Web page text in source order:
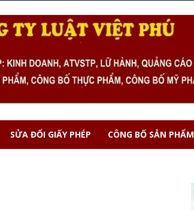
SỬA ĐỔI GIẤY PHÉP CÔNG BỐ SẢN PHẨM